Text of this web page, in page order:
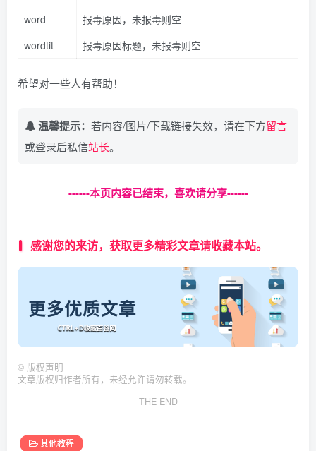
word
报毒原因，未报毒则空
wordtit
报毒原因标题，未报毒则空
希望对一些人有帮助！
温馨提示： 若内容/图片/下载链接失效，请在下方留言
或登录后私信站长。
------本页内容已结束，喜欢请分享------
感谢您的来访，获取更多精彩文章请收藏本站。
© 版权声明
文章版权归作者所有，未经允许请勿转载。
THE END
其他教程